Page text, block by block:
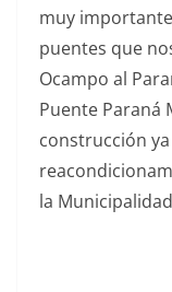
muy
puentes que
Ocampo al
Puente Paraná
construcción
la